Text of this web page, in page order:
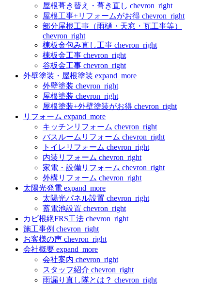
屋根葺き替え・葺き直し chevron_right
屋根工事+リフォームがお得 chevron_right
部分屋根工事（雨樋・天窓・瓦工事等）
chevron_right
棟板金包み直し工事 chevron_right
棟板金工事 chevron_right
谷板金工事 chevron_right
外壁塗装・屋根塗装 expand_more
外壁塗装 chevron_right
屋根塗装 chevron_right
屋根塗装+外壁塗装がお得 chevron_right
リフォーム expand_more
キッチンリフォーム chevron_right
バスルームリフォーム chevron_right
トイレリフォーム chevron_right
内装リフォーム chevron_right
家電・設備リフォーム chevron_right
外構リフォーム chevron_right
太陽光発電 expand_more
太陽光パネル設置 chevron_right
蓄電池設置 chevron_right
カビ根絶FRS工法 chevron_right
施工事例 chevron_right
お客様の声 chevron_right
会社概要 expand_more
会社案内 chevron_right
スタッフ紹介 chevron_right
雨漏り直し隊とは？ chevron_right